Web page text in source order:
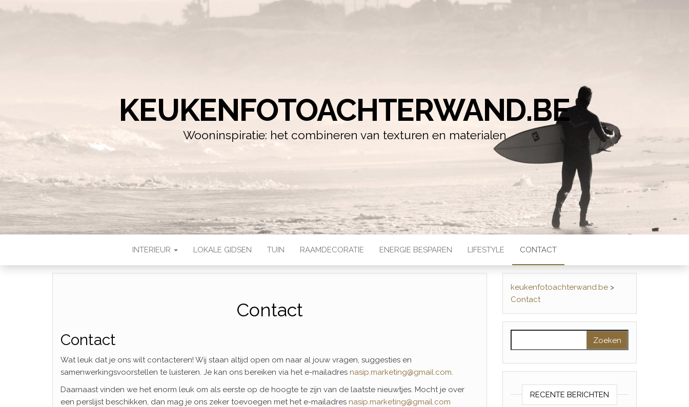
KEUKENFOTOACHTERWAND.BE
Wooninspiratie: het combineren van texturen en materialen
INTERIEUR LOKALE GIDSEN TUIN RAAMDECORATIE ENERGIE BESPAREN LIFESTYLE CONTACT
Contact
Contact
Wat leuk dat je ons wilt contacteren! Wij staan altijd open om naar al jouw vragen, suggesties en
samenwerkingsvoorstellen te luisteren. Je kan ons bereiken via het e-mailadres nasip.marketing@gmail.com.
Daarnaast vinden we het enorm leuk om als eerste op de hoogte te zijn van de laatste nieuwtjes. Mocht je over
een perslijst beschikken, dan mag je ons zeker toevoegen met het e-mailadres nasip.marketing@gmail.com
keukenfotoachterwand.be>
Contact
RECENTE BERICHTEN